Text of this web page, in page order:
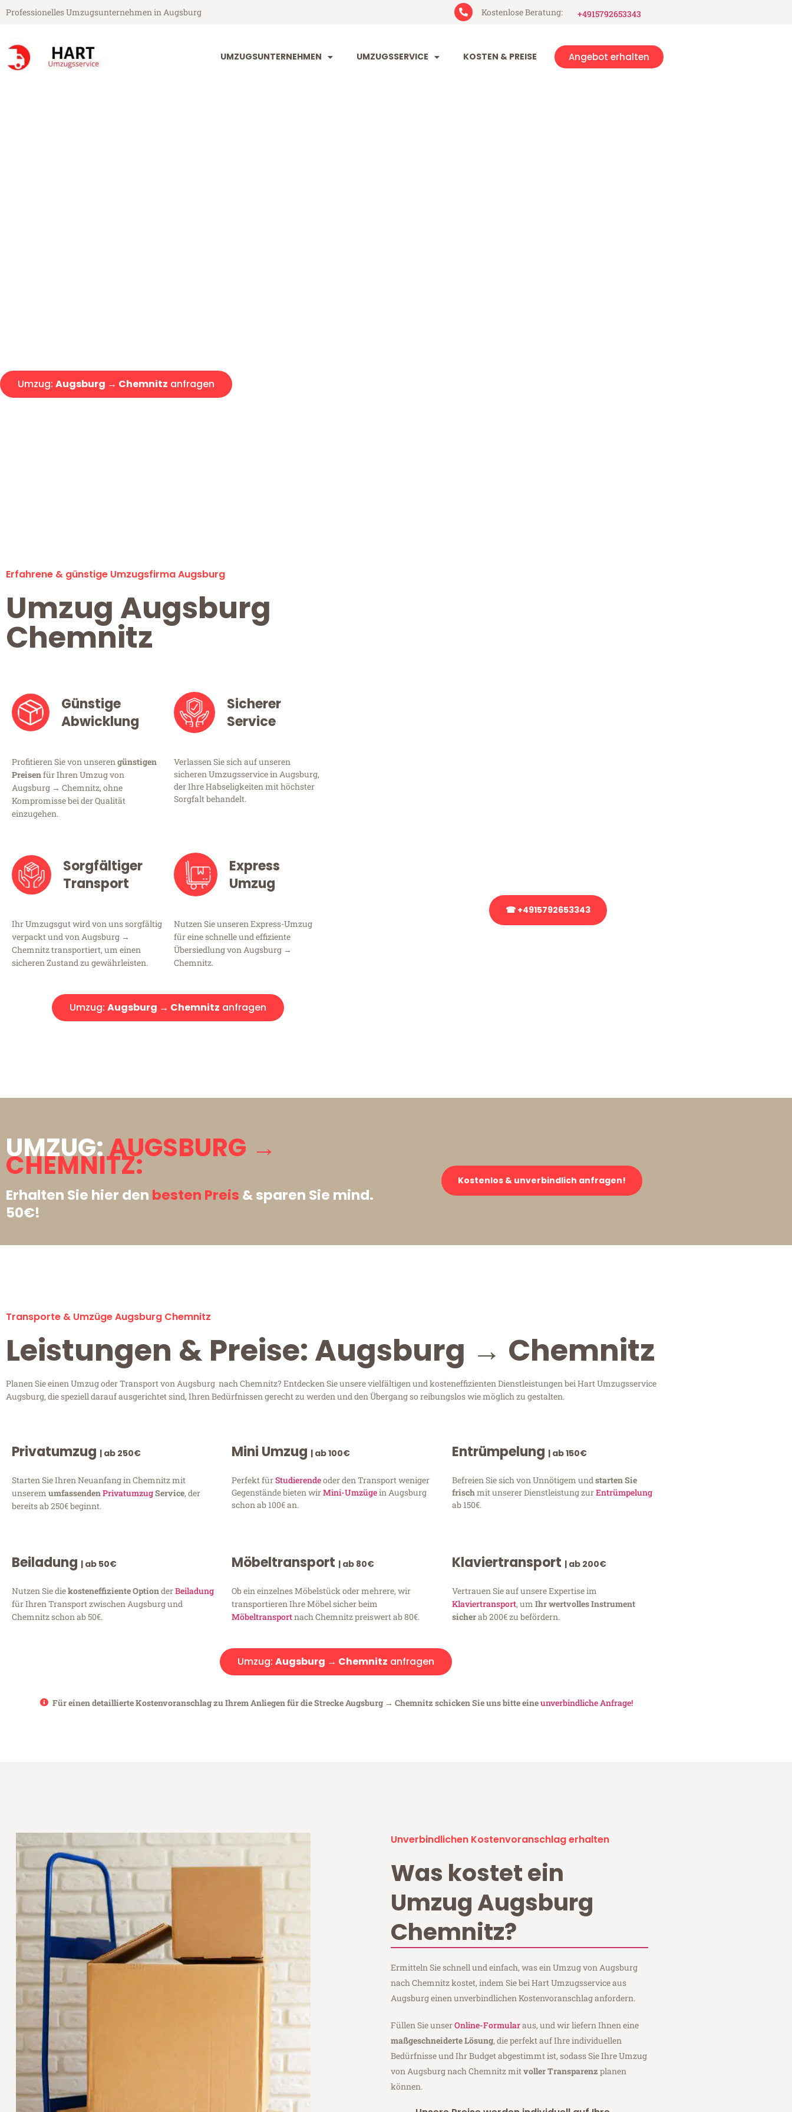
Professionelles Umzugsunternehmen in Augsburg Kostenlose Beratung: +4915792653343
UMZUGSUNTERNEHMEN UMZUGSSERVICE KOSTEN & PREISE Angebot erhalten
Umzug: Augsburg → Chemnitz anfragen
Erfahrene & günstige Umzugsfirma Augsburg
Umzug Augsburg
Chemnitz
Günstige
Abwicklung
Profitieren Sie von unserengünstigen
Preisenfür Ihren Umzug von
Augsburg → Chemnitz, ohne
Kompromisse bei der Qualität
einzugehen.
Sicherer
Service
Verlassen Sie sich auf unseren
sicheren Umzugsservice in Augsburg,
der Ihre Habseligkeiten mit höchster
Sorgfalt behandelt.
Sorgfältiger
Transport
Ihr Umzugsgut wird von uns sorgfältig
verpackt und von Augsburg →
Chemnitz transportiert, um einen
sicheren Zustand zu gewährleisten.
Express
Umzug
Nutzen Sie unseren Express-Umzug
für eine schnelle und effiziente
Übersiedlung von Augsburg →
Chemnitz.
Umzug: Augsburg → Chemnitz anfragen
☎ +4915792653343
UMZUG:AUGSBURG →
CHEMNITZ:
Erhalten Sie hier den besten Preis & sparen Sie mind.
50€!
Kostenlos & unverbindlich anfragen!
Transporte & Umzüge Augsburg Chemnitz
Leistungen & Preise: Augsburg → Chemnitz
Planen Sie einen Umzug oder Transport von Augsburg nach Chemnitz? Entdecken Sie unsere vielfältigen und kosteneffizienten Dienstleistungen bei Hart Umzugsservice
Augsburg, die speziell darauf ausgerichtet sind, Ihren Bedürfnissen gerecht zu werden und den Übergang so reibungslos wie möglich zu gestalten.
Privatumzug | ab 250€
Starten Sie Ihren Neuanfang in Chemnitz mit
unserem umfassendenPrivatumzugService, der
bereits ab 250€ beginnt.
Mini Umzug | ab 100€
Perfekt fürStudierendeoder den Transport weniger
Gegenstände bieten wirMini-Umzügein Augsburg
schon ab 100€ an.
Entrümpelung | ab 150€
Befreien Sie sich von Unnötigem undstarten Sie
frischmit unserer Dienstleistung zurEntrümpelung
ab 150€.
Beiladung | ab 50€
Nutzen Sie diekosteneffiziente OptionderBeiladung
für Ihren Transport zwischen Augsburg und
Chemnitz schon ab 50€.
Möbeltransport | ab 80€
Ob ein einzelnes Möbelstück oder mehrere, wir
transportieren Ihre Möbel sicher beim
Möbeltransportnach Chemnitz preiswert ab 80€.
Klaviertransport | ab 200€
Vertrauen Sie auf unsere Expertise im
Klaviertransport, um Ihr wertvolles Instrument
sicherab 200€ zu befördern.
Umzug: Augsburg → Chemnitz anfragen
Für einen detaillierte Kostenvoranschlag zu Ihrem Anliegen für die Strecke Augsburg → Chemnitz schicken Sie uns bitte eineunverbindliche Anfrage!
Unverbindlichen Kostenvoranschlag erhalten
Was kostet ein
Umzug Augsburg
Chemnitz?
Ermitteln Sie schnell und einfach, was ein Umzug von Augsburg
nach Chemnitz kostet, indem Sie bei Hart Umzugsservice aus
Augsburg einen unverbindlichen Kostenvoranschlag anfordern.
Füllen Sie unserOnline-Formularaus, und wir liefern Ihnen eine
maßgeschneiderte Lösung, die perfekt auf Ihre individuellen
Bedürfnisse und Ihr Budget abgestimmt ist, sodass Sie Ihre Umzug
von Augsburg nach Chemnitz mitvoller Transparenz planen
können.